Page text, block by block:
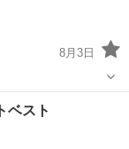
8月3日
トレーニング
ベスト